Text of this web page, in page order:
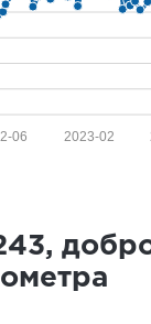
2023-02
06
,